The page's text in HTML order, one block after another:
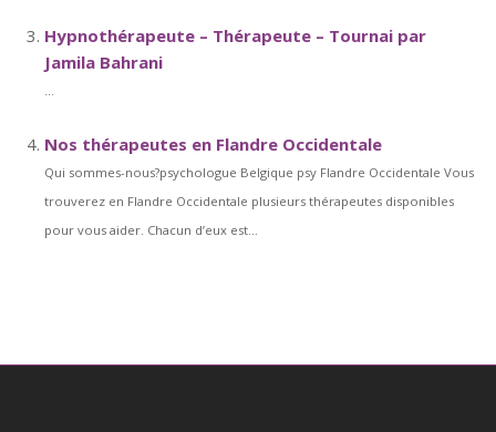
Hypnothérapeute – Thérapeute – Tournai par
Jamila Bahrani
...
Nos thérapeutes en Flandre Occidentale
Qui sommes-nous?psychologue Belgique psy Flandre Occidentale Vous
trouverez en Flandre Occidentale plusieurs thérapeutes disponibles
pour vous aider. Chacun d’eux est...